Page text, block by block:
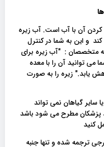
کردن آن با آب است. آب زیره
و این به شما در کنترل
متخصصان : "آب زیره برای
می توانید آن را با معده
یابد." زیره را به صورت
سایر گیاهان نمی تواند
پزشکان مطرح می شود باشد
کنید
ترجمه شده و تنها جنبه